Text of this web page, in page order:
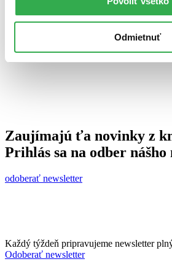
Odmietnuť
Zaujímajú ťa novinky z
Prihlás sa na odber nášho
odoberať newsletter
Každý týždeň pripravujeme newsletter
Odoberať newsletter